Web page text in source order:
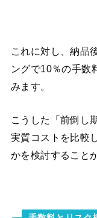
これに対し、納品
ングで10％の手数
みます。
こうした「前倒し
実質コストを比較
かを検討すること